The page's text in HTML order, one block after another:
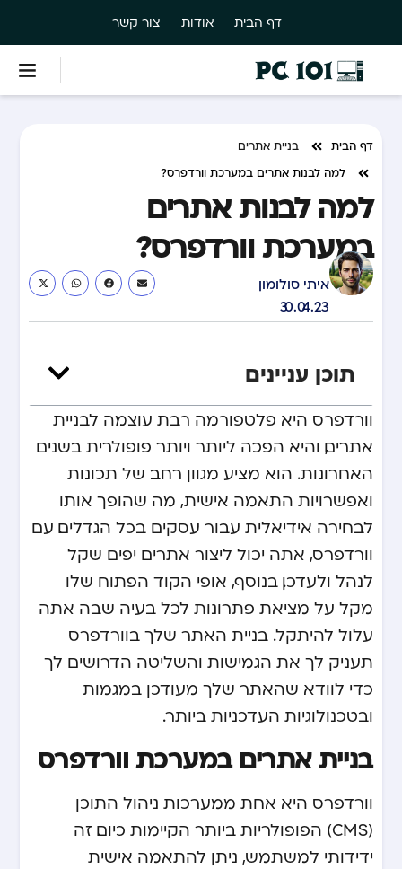
דף הבית אודות צור קשר
דף הבית
בניית אתרים
למה לבנות אתרים במערכת וורדפרס?
למה לבנות אתרים
במערכת וורדפרס?
איתי סולומון
30.04.23
תוכן עניינים
וורדפרס היא פלטפורמה רבת עוצמה לבניית
אתרים, והיא הפכה ליותר ויותר פופולרית בשנים
האחרונות. הוא מציע מגוון רחב של תכונות
ואפשרויות התאמה אישית, מה שהופך אותו
לבחירה אידיאלית עבור עסקים בכל הגדלים. עם
וורדפרס, אתה יכול ליצור אתרים יפים שקל
לנהל ולעדכן. בנוסף, אופי הקוד הפתוח שלו
מקל על מציאת פתרונות לכל בעיה שבה אתה
עלול להיתקל. בניית האתר שלך בוורדפרס
תעניק לך את הגמישות והשליטה הדרושים לך
כדי לוודא שהאתר שלך מעודכן במגמות
ובטכנולוגיות העדכניות ביותר.
בניית אתרים במערכת וורדפרס
וורדפרס היא אחת ממערכות ניהול התוכן
(CMS) הפופולריות ביותר הקיימות כיום. זה
ידידותי למשתמש, ניתן להתאמה אישית